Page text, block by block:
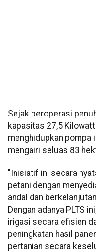
Sejak beroperasi
kapasitas 27,5
menghidupkan pompa
mengairi seluas 83
"Inisiatif ini secara
petani dengan
andal dan
Dengan adanya PLTS
irigasi secara efisien
peningkatan hasil
pertanian secara